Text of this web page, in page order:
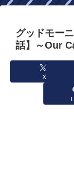
グッドモー
話】～Our
X